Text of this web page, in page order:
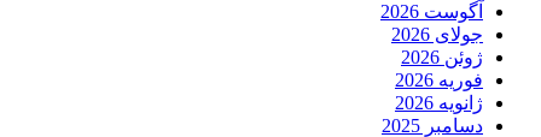
آگوست 2026
جولای 2026
ژوئن 2026
فوریه 2026
ژانویه 2026
دسامبر 2025